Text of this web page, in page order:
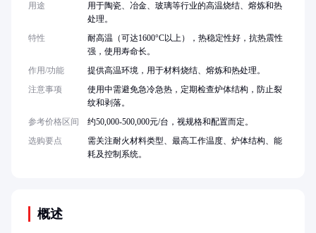
概述
用途
用于陶瓷、冶金、玻璃等行业的高温烧结、熔炼和热
处理。
特性
耐高温（可达1600°C以上），热稳定性好，抗热震性
强，使用寿命长。
作用/功能
提供高温环境，用于材料烧结、熔炼和热处理。
注意事项
使用中需避免急冷急热，定期检查炉体结构，防止裂
纹和剥落。
参考价格区间
约50,000-500,000元/台，视规格和配置而定。
选购要点
需关注耐火材料类型、最高工作温度、炉体结构、能
耗及控制系统。